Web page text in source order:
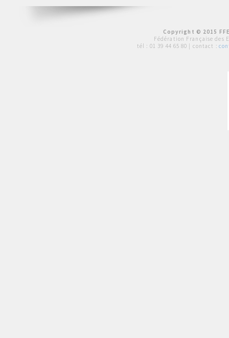
Copyright © 2015
Fédération Française des
tél : 01 39 44 65 80 | contact :